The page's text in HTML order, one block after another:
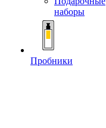
наборы
Пробники